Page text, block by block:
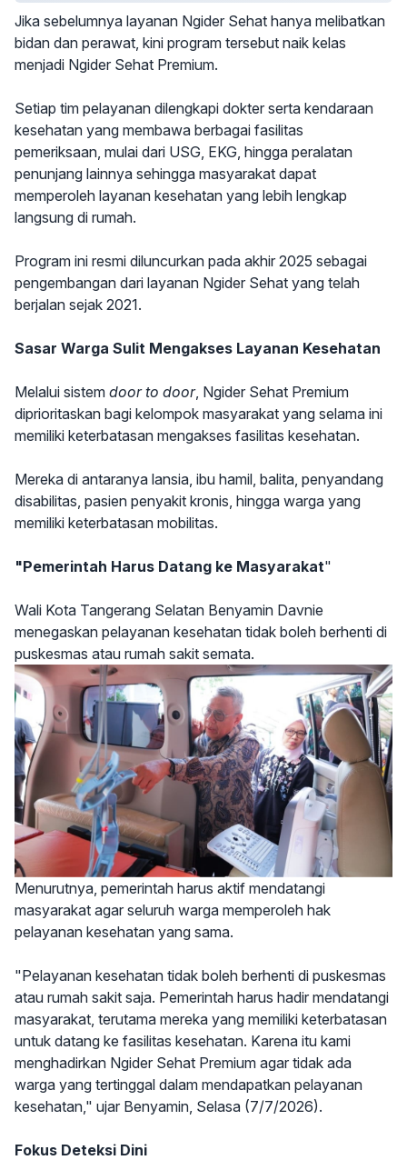
Jika sebelumnya layanan Ngider Sehat hanya melibatkan
bidan dan perawat, kini program tersebut naik kelas
menjadi Ngider Sehat Premium.
Setiap tim pelayanan dilengkapi dokter serta kendaraan
kesehatan yang membawa berbagai fasilitas
pemeriksaan, mulai dari USG, EKG, hingga peralatan
penunjang lainnya sehingga masyarakat dapat
memperoleh layanan kesehatan yang lebih lengkap
langsung di rumah.
Program ini resmi diluncurkan pada akhir 2025 sebagai
pengembangan dari layanan Ngider Sehat yang telah
berjalan sejak 2021.
Sasar Warga Sulit Mengakses Layanan Kesehatan
Melalui sistem door to door, Ngider Sehat Premium
diprioritaskan bagi kelompok masyarakat yang selama ini
memiliki keterbatasan mengakses fasilitas kesehatan.
Mereka di antaranya lansia, ibu hamil, balita, penyandang
disabilitas, pasien penyakit kronis, hingga warga yang
memiliki keterbatasan mobilitas.
"Pemerintah Harus Datang ke Masyarakat"
Wali Kota Tangerang Selatan Benyamin Davnie
menegaskan pelayanan kesehatan tidak boleh berhenti di
puskesmas atau rumah sakit semata.
Menurutnya, pemerintah harus aktif mendatangi
masyarakat agar seluruh warga memperoleh hak
pelayanan kesehatan yang sama.
"Pelayanan kesehatan tidak boleh berhenti di puskesmas
atau rumah sakit saja. Pemerintah harus hadir mendatangi
masyarakat, terutama mereka yang memiliki keterbatasan
untuk datang ke fasilitas kesehatan. Karena itu kami
menghadirkan Ngider Sehat Premium agar tidak ada
warga yang tertinggal dalam mendapatkan pelayanan
kesehatan," ujar Benyamin, Selasa (7/7/2026).
Fokus Deteksi Dini